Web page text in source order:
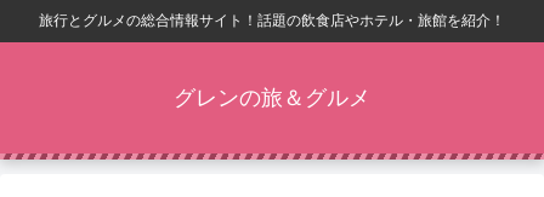
旅行とグルメの総合情報サイト！話題の飲食店やホテル・旅館を紹介！
グレンの旅＆グルメ